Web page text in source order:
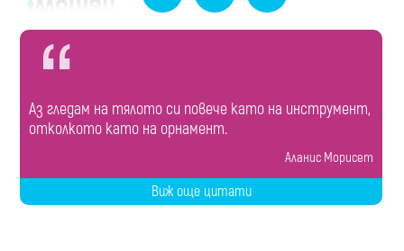
Аз гледам на тялото си повече като на инструмент,
отколкото като на орнамент.
Аланис Морисет
Виж още цитати